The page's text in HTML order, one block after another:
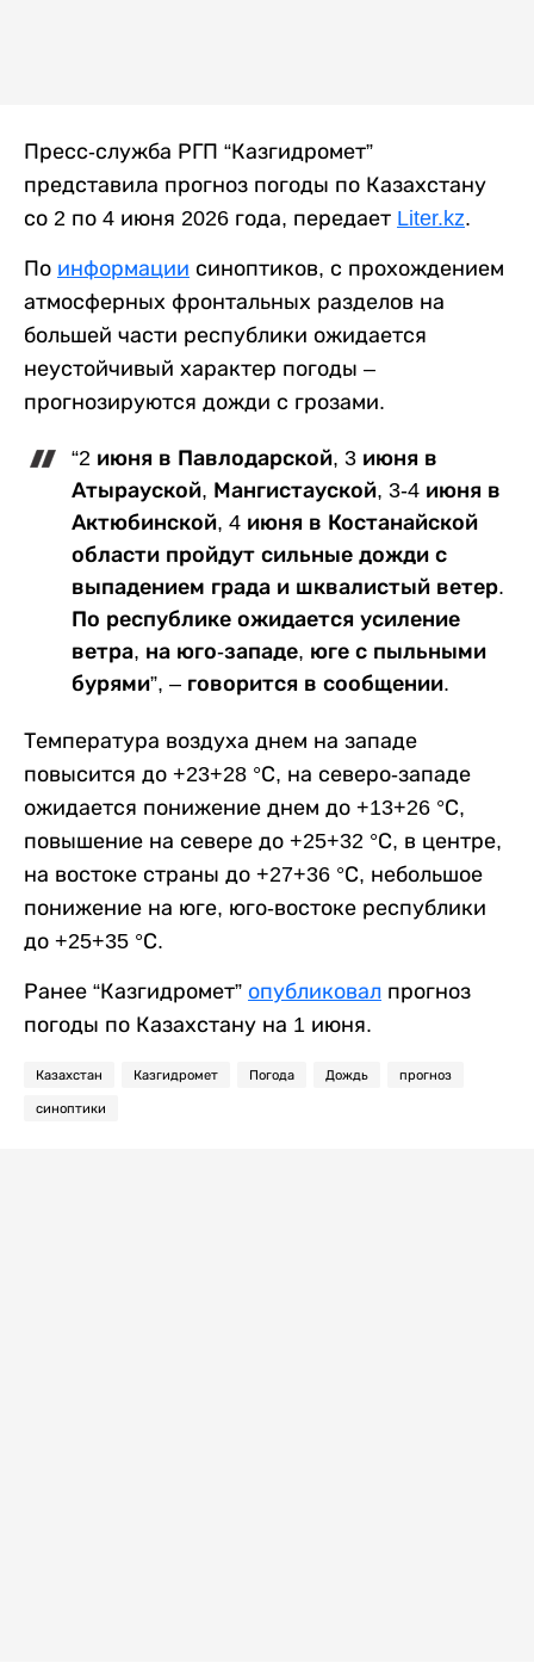
Пресс-служба РГП “Казгидромет”
представила прогноз погоды по Казахстану
со 2 по 4 июня 2026 года, передает Liter.kz.
По информации синоптиков, с прохождением
атмосферных фронтальных разделов на
большей части республики ожидается
неустойчивый характер погоды –
прогнозируются дожди с грозами.
“2 июня в Павлодарской, 3 июня в
Атырауской, Мангистауской, 3-4 июня в
Актюбинской, 4 июня в Костанайской
области пройдут сильные дожди с
выпадением града и шквалистый ветер.
По республике ожидается усиление
ветра, на юго-западе, юге с пыльными
бурями”, – говорится в сообщении.
Температура воздуха днем на западе
повысится до +23+28 °С, на северо-западе
ожидается понижение днем до +13+26 °С,
повышение на севере до +25+32 °С, в центре,
на востоке страны до +27+36 °С, небольшое
понижение на юге, юго-востоке республики
до +25+35 °С.
Ранее “Казгидромет” опубликовал прогноз
погоды по Казахстану на 1 июня.
Казахстан Казгидромет Погода Дождь прогноз
синоптики